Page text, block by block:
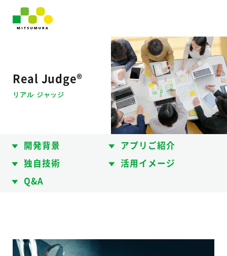
Real Judge®
リアル ジャッジ
開発背景
アプリご紹介
独自技術
活用イメージ
Q&A